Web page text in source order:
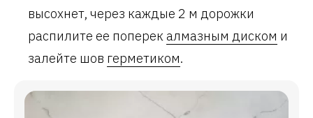
высохнет, через каждые 2 м дорожки
распилите ее поперек алмазным диском и
залейте шов герметиком.